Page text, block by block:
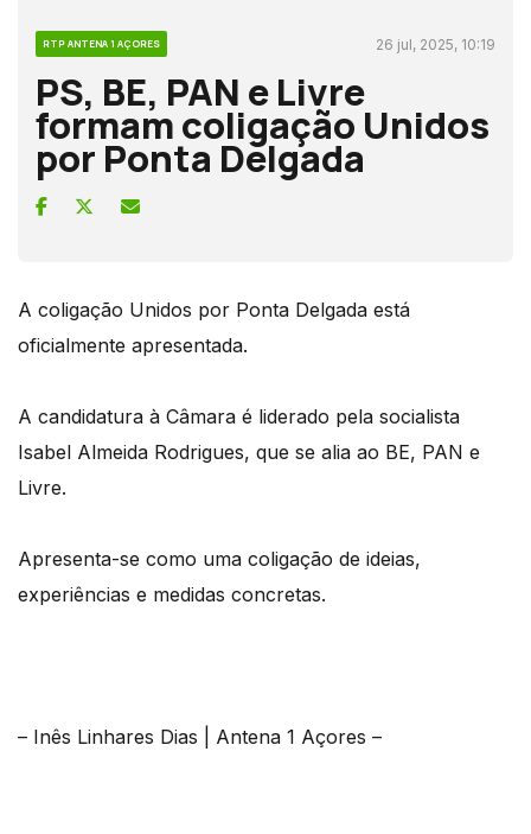
RTP ANTENA 1 AÇORES 26 jul, 2025, 10:19
PS, BE, PAN e Livre
formam coligação Unidos
por Ponta Delgada
A coligação Unidos por Ponta Delgada está
oficialmente apresentada.
A candidatura à Câmara é liderado pela socialista
Isabel Almeida Rodrigues, que se alia ao BE, PAN e
Livre.
Apresenta-se como uma coligação de ideias,
experiências e medidas concretas.
– Inês Linhares Dias | Antena 1 Açores –